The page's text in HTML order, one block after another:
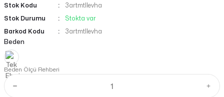
Stok Kodu
3artmtllevha
Stok Durumu
Stokta var
Barkod Kodu
3artmtllevha
Beden
Beden Ölçü Rehberi